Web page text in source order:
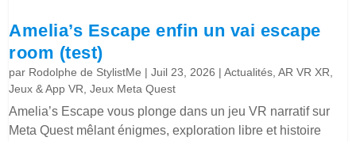
Amelia’s Escape enfin un vai escape
room (test)
par Rodolphe de StylistMe |Juil 23, 2026 |Actualités ,AR VR XR
Jeux & App VR ,Jeux Meta Quest
Amelia’s Escape vous plonge dans un jeu VR narratif sur
Meta Quest mêlant énigmes, exploration libre et histoire